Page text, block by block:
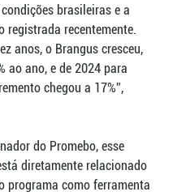
brasileiras e a
registrada recentemente.
anos, o Brangus cresceu,
ao ano, e de 2024 para
chegou a 17%”,
do Promebo, esse
diretamente relacionado
programa como ferramenta